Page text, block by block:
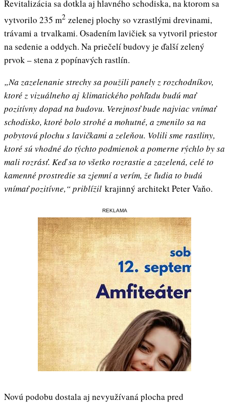
Revitalizácia sa dotkla aj hlavného schodiska, na ktorom sa
vytvorilo 235 m2 zelenej plochy so vzrastlými drevinami,
trávami a trvalkami. Osadením lavičiek sa vytvoril priestor
na sedenie a oddych. Na priečelí budovy je ďalší zelený
prvok – stena z popínavých rastlín.
„Na zazelenanie strechy sa použili panely z rozchodníkov,
ktoré z vizuálneho aj klimatického pohľadu budú mať
pozitívny dopad na budovu. Verejnosť bude najviac vnímať
schodisko, ktoré bolo strohé a mohutné, a zmenilo sa na
pobytovú plochu s lavičkami a zeleňou. Volili sme rastliny,
ktoré sú vhodné do týchto podmienok a pomerne rýchlo by sa
mali rozrásť. Keď sa to všetko rozrastie a zazelená, celé to
kamenné prostredie sa zjemní a verím, že ľudia to budú
vnímať pozitívne,“ priblížil krajinný architekt Peter Vaňo.
REKLAMA
Novú podobu dostala aj nevyužívaná plocha pred